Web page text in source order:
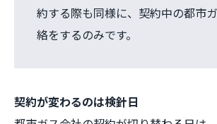
約する際も同様に、契約中の都市
絡をするのみです。
契約が変わるのは検針日